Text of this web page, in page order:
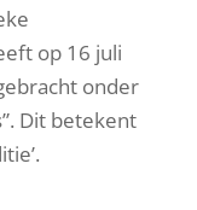
op 16 juli
onder
Dit betekent